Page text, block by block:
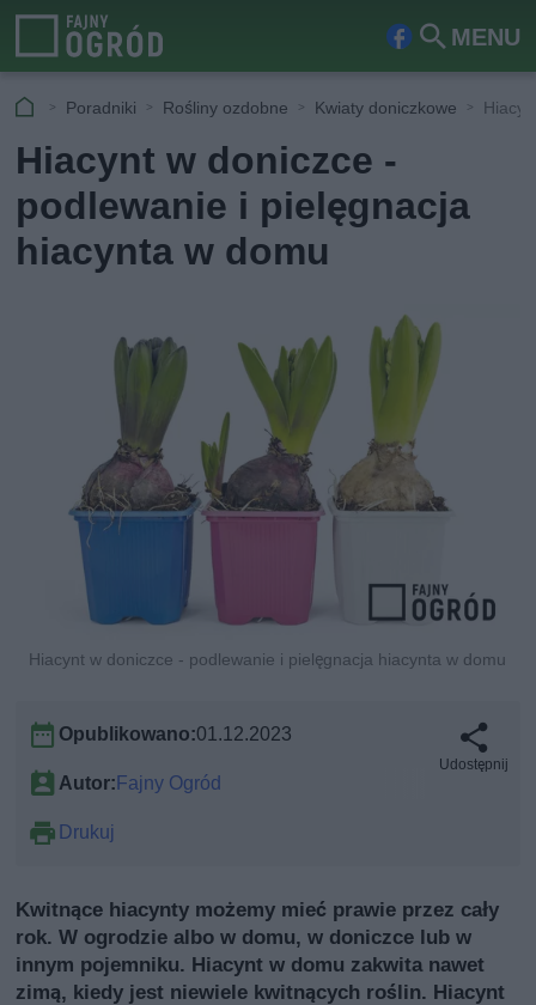
MENU
Fa
ook
Szu
kaj
Poradniki Rośliny ozdobne Kwiaty doniczkowe
Hiacynt w doniczce -
podlewanie i pielęgnacja
hiacynta w domu
Hiacynt w doniczce - podlewanie i pielęgnacja hiacynta w domu
Opublikowano:01.12.2023
Autor:Fajny Ogród
Drukuj
Udostępnij
Kwitnące hiacynty możemy mieć prawie przez cały
rok. W ogrodzie albo w domu, w doniczce lub w
innym pojemniku. Hiacynt w domu zakwita nawet
zimą, kiedy jest niewiele kwitnących roślin. Hiacynt